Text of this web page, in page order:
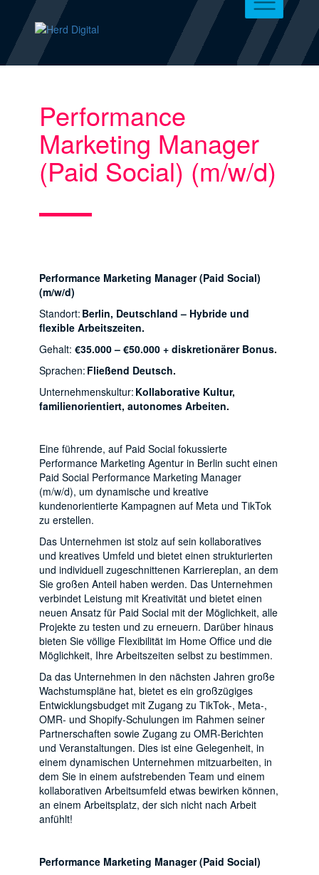
Performance
Marketing Manager
(Paid Social) (m/w/d)
Performance Marketing Manager (Paid Social)
(m/w/d)
Standort: Berlin, Deutschland – Hybride und
flexible Arbeitszeiten.
Gehalt: €35.000 – €50.000 + diskretionärer Bonus.
Sprachen: Fließend Deutsch.
Unternehmenskultur: Kollaborative Kultur,
familienorientiert, autonomes Arbeiten.
Eine führende, auf Paid Social fokussierte
Performance Marketing Agentur in Berlin sucht einen
Paid Social Performance Marketing Manager
(m/w/d), um dynamische und kreative
kundenorientierte Kampagnen auf Meta und TikTok
zu erstellen.
Das Unternehmen ist stolz auf sein kollaboratives
und kreatives Umfeld und bietet einen strukturierten
und individuell zugeschnittenen Karriereplan, an dem
Sie großen Anteil haben werden. Das Unternehmen
verbindet Leistung mit Kreativität und bietet einen
neuen Ansatz für Paid Social mit der Möglichkeit, alle
Projekte zu testen und zu erneuern. Darüber hinaus
bieten Sie völlige Flexibilität im Home Office und die
Möglichkeit, Ihre Arbeitszeiten selbst zu bestimmen.
Da das Unternehmen in den nächsten Jahren große
Wachstumspläne hat, bietet es ein großzügiges
Entwicklungsbudget mit Zugang zu TikTok-, Meta-,
OMR- und Shopify-Schulungen im Rahmen seiner
Partnerschaften sowie Zugang zu OMR-Berichten
und Veranstaltungen. Dies ist eine Gelegenheit, in
einem dynamischen Unternehmen mitzuarbeiten, in
dem Sie in einem aufstrebenden Team und einem
kollaborativen Arbeitsumfeld etwas bewirken können,
an einem Arbeitsplatz, der sich nicht nach Arbeit
anfühlt!
Performance Marketing Manager (Paid Social)